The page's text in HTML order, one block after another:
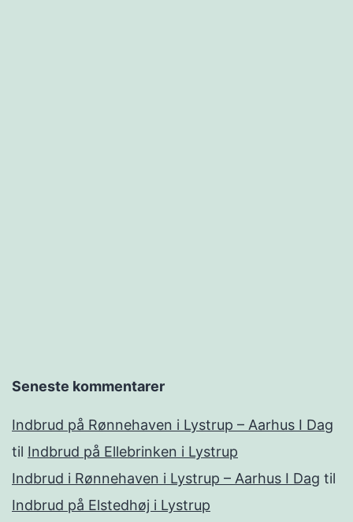
Seneste kommentarer
Indbrud på Rønnehaven i Lystrup – Aarhus I Dag
til Indbrud på Ellebrinken i Lystrup
Indbrud i Rønnehaven i Lystrup – Aarhus I Dag til
Indbrud på Elstedhøj i Lystrup